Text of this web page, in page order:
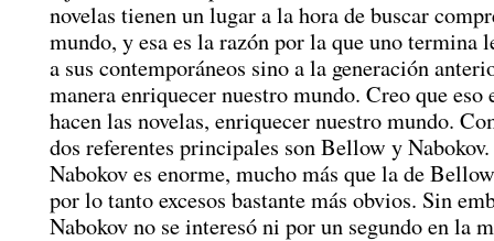
novelas tienen un lugar a la hora de buscar
mundo, y esa es la razón por la que uno termina
a sus contemporáneos sino a la generación
manera enriquecer nuestro mundo. Creo que eso
hacen las novelas, enriquecer nuestro mundo.
dos referentes principales son Bellow y
Nabokov es enorme, mucho más que la de
por lo tanto excesos bastante más obvios. Sin
Nabokov no se interesó ni por un segundo en la